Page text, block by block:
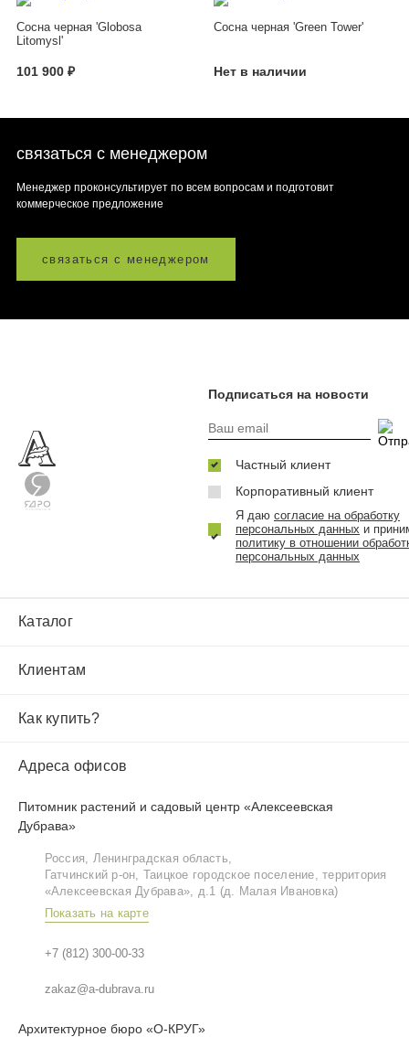
Сосна черная 'Globosa
Litomysl'
101 900 ₽
Сосна черная 'Green Tower'
Нет в наличии
связаться с менеджером
Менеджер проконсультирует по всем вопросам и подготовит
коммерческое предложение
связаться с менеджером
Каталог
Клиентам
Как купить?
Адреса офисов
Питомник растений и садовый центр «Алексеевская
Дубрава»
Россия, Ленинградская область,
Гатчинский р‑он, Таицкое городское поселение, территория
«Алексеевская Дубрава», д.1 (д. Малая Ивановка)
Показать на карте
+7 (812) 300-00-33
zakaz@a-dubrava.ru
Архитектурное бюро «О-КРУГ»
Подписаться на новости
Частный клиент
Корпоративный клиент
Я даю согласие на обработку
персональных данных и
политику в отношении
персональных данных